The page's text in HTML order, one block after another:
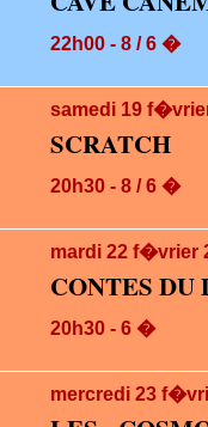
22h00 - 8 / 6 �
samedi 19
SCRATCH
20h30 - 8 / 6 �
mardi 22 f�vrier
CONTES DU
20h30 - 6 �
mercredi 23